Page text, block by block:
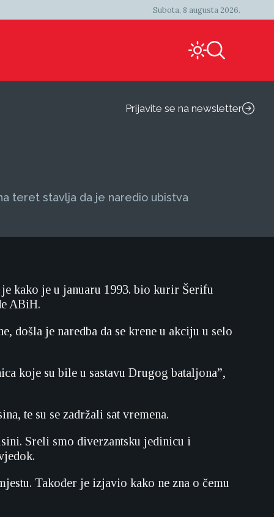
Subota, 8 augusta 2026.
Prijavite se na newsletter
teret stavlja da je naredio ubistva
kako je u januaru 1993. bio kurir Šerifu
ABiH.
došla je naredba da se krene u akciju u selo
koje su bile u sastavu Drugog bataljona”,
te su se zadržali sat vremena.
Sreli smo diverzantsku jedinicu i
Također je izjavio kako ne zna o čemu